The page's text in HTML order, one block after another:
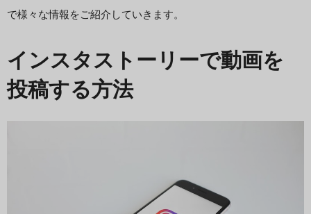
で様々な情報をご紹介していきます。
インスタストーリーで動画を
投稿する方法